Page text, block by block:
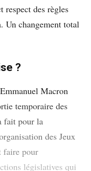
respect des règles
Un changement total
?
Macron
temporaire des
fait pour la
des Jeux
faire pour
législatives qui